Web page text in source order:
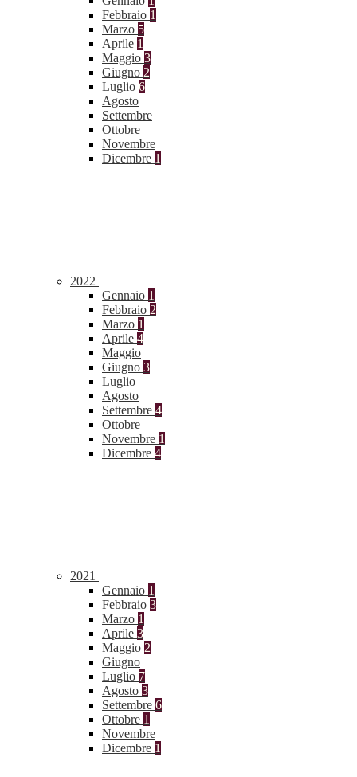
Febbraio 1
Marzo 5
Aprile 1
Maggio 3
Giugno 2
Luglio 6
Agosto
Settembre
Ottobre
Novembre
Dicembre 1
2022
Gennaio 1
Febbraio 2
Marzo 1
Aprile 4
Maggio
Giugno 3
Luglio
Agosto
Settembre 4
Ottobre
Novembre 1
Dicembre 4
2021
Gennaio 1
Febbraio 3
Marzo 1
Aprile 3
Maggio 2
Giugno
Luglio 7
Agosto 3
Settembre 6
Ottobre 1
Novembre
Dicembre 1